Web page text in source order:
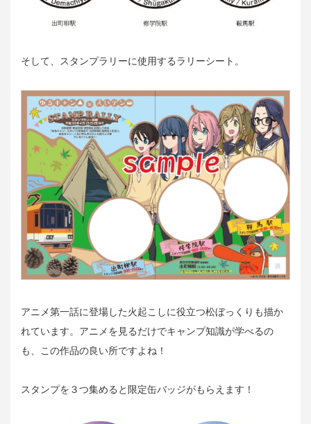
そして、スタンプラリーに使用するラリーシート。
アニメ第一話に登場した火起こしに役立つ松ぼっくりも描か
れています。アニメを見るだけでキャンプ知識が学べるの
も、この作品の良い所ですよね！
スタンプを３つ集めると限定缶バッジがもらえます！